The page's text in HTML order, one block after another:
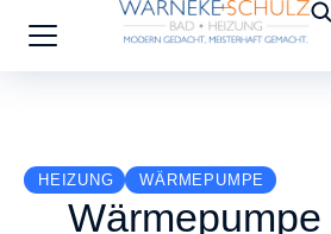
HEIZUNG WÄRMEPUMPE